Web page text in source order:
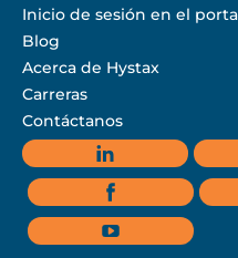
Inicio de sesión en el
Blog
Acerca de Hystax
Carreras
Contáctanos